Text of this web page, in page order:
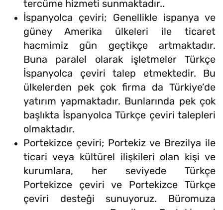
tercüme hizmeti sunmaktadır..
İspanyolca çeviri; Genellikle ispanya ve
güney Amerika ülkeleri ile ticaret
hacmimiz gün geçtikçe artmaktadır.
Buna paralel olarak işletmeler Türkçe
İspanyolca çeviri talep etmektedir. Bu
ülkelerden pek çok firma da Türkiye’de
yatırım yapmaktadır. Bunlarında pek çok
başlıkta İspanyolca Türkçe çeviri talepleri
olmaktadır.
Portekizce çeviri; Portekiz ve Brezilya ile
ticari veya kültürel ilişkileri olan kişi ve
kurumlara, her seviyede Türkçe
Portekizce çeviri ve Portekizce Türkçe
çeviri desteği sunuyoruz. Büromuza